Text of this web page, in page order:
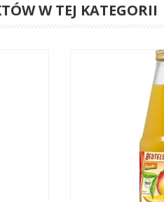
W TEJ KATEGORII